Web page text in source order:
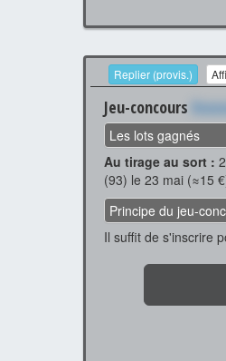
Replier (provis.)
Jeu-concours
Les lots gagnés
Au tirage au sort :
(93) le 23 mai (≈15
Principe du jeu-
Il suffit de s'inscrire